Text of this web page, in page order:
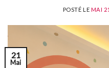
POSTÉ LE MAI
21
Mai